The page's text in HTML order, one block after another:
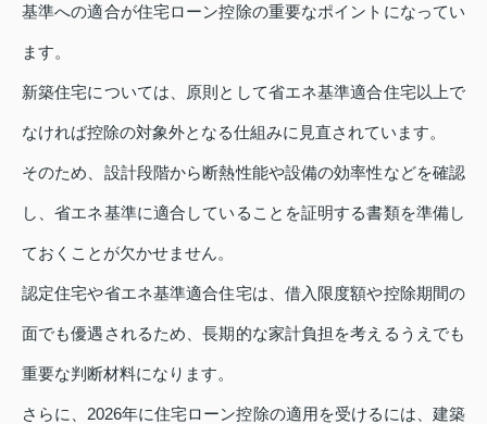
基準への適合が住宅ローン控除の重要なポイントになってい
ます。
新築住宅については、原則として省エネ基準適合住宅以上で
なければ控除の対象外となる仕組みに見直されています。
そのため、設計段階から断熱性能や設備の効率性などを確認
し、省エネ基準に適合していることを証明する書類を準備し
ておくことが欠かせません。
認定住宅や省エネ基準適合住宅は、借入限度額や控除期間の
面でも優遇されるため、長期的な家計負担を考えるうえでも
重要な判断材料になります。
さらに、2026年に住宅ローン控除の適用を受けるには、建築